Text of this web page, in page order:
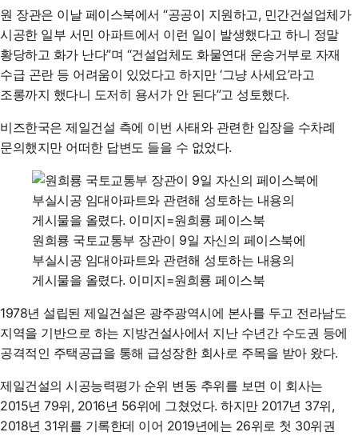
원 장관은 이날 페이스북에서 “공공이 지원하고, 민간건설업체가
시공한 일부 서민 아파트에서 이런 일이 발생했다고 하니 정말
황당하고 화가 난다”며 “건설업체도 화물연대 운송거부로 자재
수급 곤란 등 어려움이 있었다고 하지만 ‘그냥 사세요’라고
조롱까지 했다니 도저히 용서가 안 된다”고 성토했다.
비즈한국은 제일건설 측에 이번 사태와 관련한 입장을 수차례
문의했지만 어떠한 답변도 들을 수 없었다.
원희룡 국토교통부 장관이 9일 자신의 페이스북에
부실시공 임대아파트와 관련해 성토하는 내용의
게시물을 올렸다. 이미지=원희룡 페이스북
1978년 설립된 제일건설은 광주광역시에 본사를 두고 전라남도
지역을 기반으로 하는 지방건설사에서 지난 수년간 수도권 등에
공격적인 주택공급을 통해 급성장한 회사로 주목을 받아 왔다.
제일건설의 시공능력평가 순위 변동 추위를 보면 이 회사는
2015년 79위, 2016년 56위에 그쳤었다. 하지만 2017년 37위,
2018년 31위를 기록한데 이어 2019년에는 26위로 첫 30위권